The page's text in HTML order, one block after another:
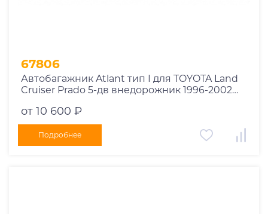
67806
Автобагажник Atlant тип I для TOYOTA Land
Cruiser Prado 5-дв внедорожник 1996-2002
10002+11115+11115
от 10 600 ₽
Подробнее